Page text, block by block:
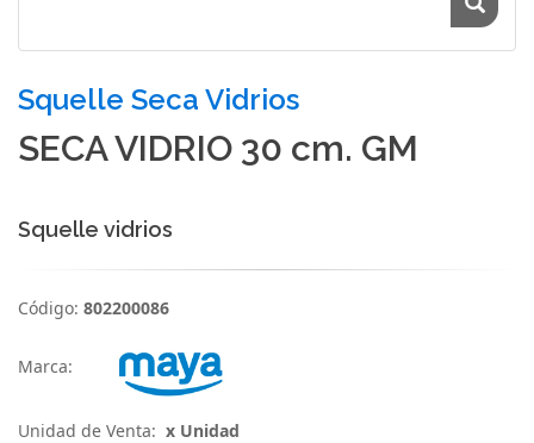
Squelle Seca Vidrios
SECA VIDRIO 30 cm. GM
Squelle vidrios
Código: 802200086
Marca:
Unidad de Venta: x Unidad